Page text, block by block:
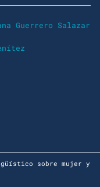
Guerrero Salazar
sobre mujer y